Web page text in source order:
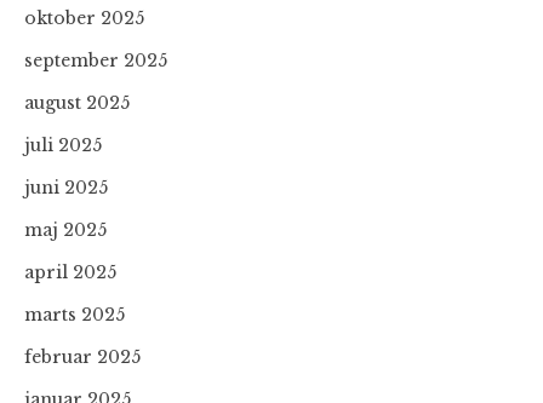
oktober 2025
september 2025
august 2025
juli 2025
juni 2025
maj 2025
april 2025
marts 2025
februar 2025